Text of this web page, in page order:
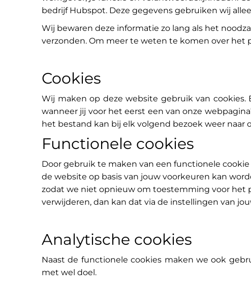
bedrijf Hubspot. Deze gegevens gebruiken wij
Wij bewaren deze informatie zo lang als het
verzonden. Om meer te weten te komen over het
Cookies
Wij maken op deze website gebruik van
wanneer jij voor het eerst een van onze
het bestand kan bij elk volgend bezoek weer naar
Functionele cookies
Door gebruik te maken van een functionele
de website op basis van jouw voorkeuren kan
zodat we niet opnieuw om toestemming voor het
verwijderen, dan kan dat via de instellingen van
Analytische cookies
Naast de functionele cookies maken we ook
met wel doel.